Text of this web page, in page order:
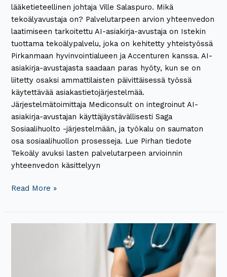
lääketieteellinen johtaja Ville Salaspuro. Mikä
tekoälyavustaja on? Palvelutarpeen arvion yhteenvedon
laatimiseen tarkoitettu AI-asiakirja-avustaja on Istekin
tuottama tekoälypalvelu, joka on kehitetty yhteistyössä
Pirkanmaan hyvinvointialueen ja Accenturen kanssa. AI-
asiakirja-avustajasta saadaan paras hyöty, kun se on
liitetty osaksi ammattilaisten päivittäisessä työssä
käytettävää asiakastietojärjestelmää.
Järjestelmätoimittaja Mediconsult on integroinut AI-
asiakirja-avustajan käyttäjäystävällisesti Saga
Sosiaalihuolto -järjestelmään, ja työkalu on saumaton
osa sosiaalihuollon prosesseja. Lue Pirhan tiedote
Tekoäly avuksi lasten palvelutarpeen arvioinnin
yhteenvedon käsittelyyn
Read More »